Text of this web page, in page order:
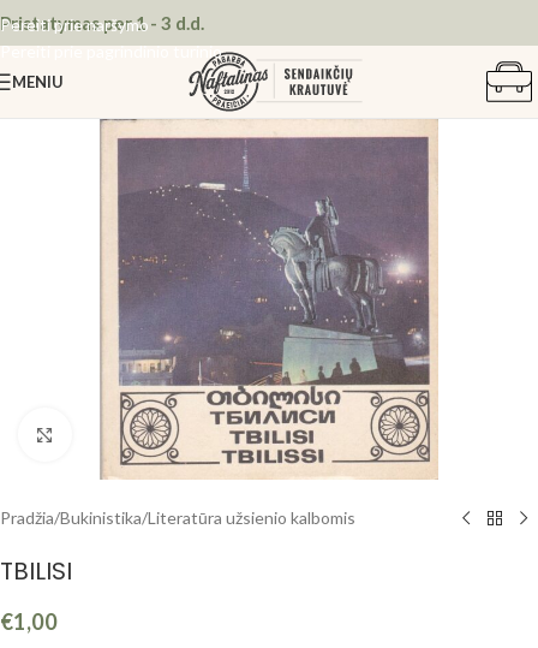
Pereiti prie naršymo
Pereiti prie pagrindinio turinio
Pristatymas per 1 - 3 d.d.
MENIU
Spustelėkite, kad padidintumėte
Pradžia/Bukinistika/Literatūra užsienio kalbomis
TBILISI
€1,00